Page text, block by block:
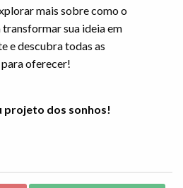
mais sobre como o
sua ideia em
e descubra todas as
oferecer!
projeto dos sonhos!